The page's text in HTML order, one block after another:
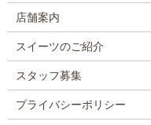
店舗案内
スイーツのご紹介
スタッフ募集
プライバシーポリシー